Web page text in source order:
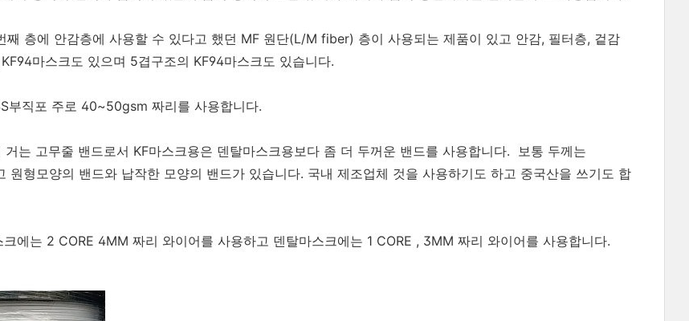
째 층에 안감층에 사용할 수 있다고 했던 MF 원단(L/M fiber) 층이 사용되는 제품이 있고 안감, 필터층, 겉감
마스크도 있으며 5겹구조의 KF94마스크도 있습니다.
부직포 주로 40~50gsm 짜리를 사용합니다.
거는 고무줄 밴드로서 KF마스크용은 덴탈마스크용보다 좀 더 두꺼운 밴드를 사용합니다. 보통 두께는
원형모양의 밴드와 납작한 모양의 밴드가 있습니다. 국내 제조업체 것을 사용하기도 하고 중국산을 쓰기도 합
에는 2 CORE 4MM 짜리 와이어를 사용하고 덴탈마스크에는 1 CORE , 3MM 짜리 와이어를 사용합니다.